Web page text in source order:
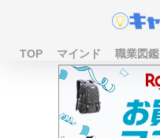
TOP マインド 職業図鑑